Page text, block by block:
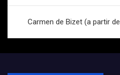
Carmen de Bizet (a partir